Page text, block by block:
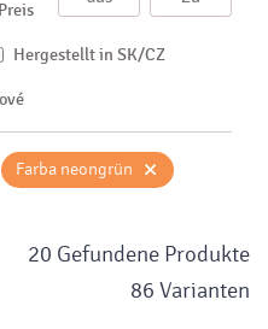
Preis
Hergestellt in SK/CZ
Farba neongrün ×
20 Gefundene Produkte
86 Varianten